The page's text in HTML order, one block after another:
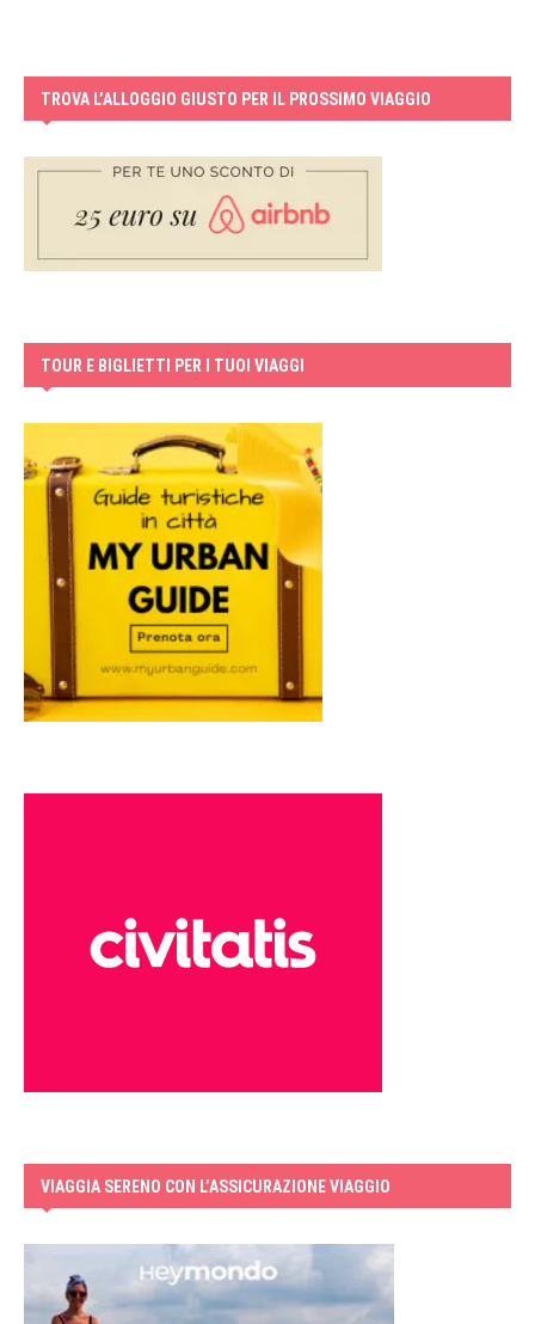
TROVA L’ALLOGGIO GIUSTO PER IL PROSSIMO VIAGGIO
TOUR E BIGLIETTI PER I TUOI VIAGGI
VIAGGIA SERENO CON L’ASSICURAZIONE VIAGGIO